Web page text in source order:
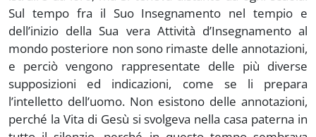
Sul tempo fra il Suo Insegnamento nel tempio e
dell’inizio della Sua vera Attività d’Insegnamento al
mondo posteriore non sono rimaste delle annotazioni,
e perciò vengono rappresentate delle più diverse
supposizioni ed indicazioni, come se li prepara
l’intelletto dell’uomo. Non esistono delle annotazioni,
perché la Vita di Gesù si svolgeva nella casa paterna in